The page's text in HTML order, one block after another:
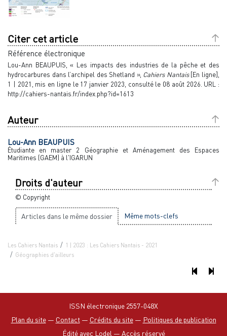
Citer cet article
Référence électronique
Lou-Ann BEAUPUIS , « Les impacts des industries de la pêche et des
hydrocarbures dans l’archipel des Shetland », Cahiers Nantais[En ligne],
1 | 2021, mis en ligne le 17 janvier 2023, consulté le 08 août 2026. URL :
http://cahiers-nantais.fr/index.php?id=1613
Auteur
Lou-Ann BEAUPUIS
Étudiante en master 2 Géographie et Aménagement des Espaces
Maritimes (GAEM) à l'IGARUN
Droits d'auteur
© Copyright
Articles dans le même dossier Même mots-clefs
Les Cahiers Nantais
1 | 2023 : Les Cahiers Nantais - 2021
Géographies d'ailleurs
ISSN électronique 2557-048X
Plan du site— Contact— Crédits du site— Politiques de publication
Édité avec Lodel — Accès réservé